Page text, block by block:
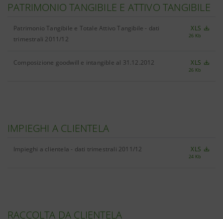
PATRIMONIO TANGIBILE E ATTIVO TANGIBILE
Patrimonio Tangibile e Totale Attivo Tangibile - dati
trimestrali 2011/12
XLS
26 Kb
Composizione goodwill e intangible al 31.12.2012 XLS
26 Kb
IMPIEGHI A CLIENTELA
Impieghi a clientela - dati trimestrali 2011/12 XLS
24 Kb
RACCOLTA DA CLIENTELA